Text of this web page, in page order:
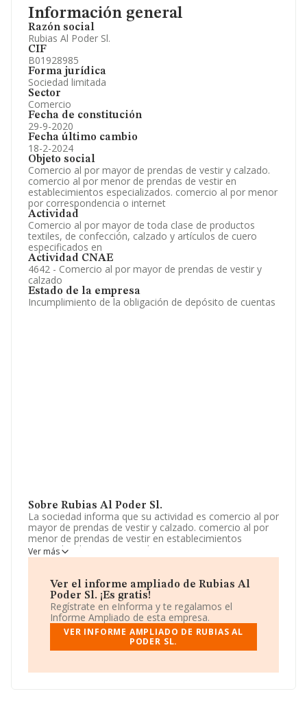
Información general
Razón social
Rubias Al Poder Sl.
CIF
B01928985
Forma jurídica
Sociedad limitada
Sector
Comercio
Fecha de constitución
29-9-2020
Fecha último cambio
18-2-2024
Objeto social
Comercio al por mayor de prendas de vestir y calzado.
comercio al por menor de prendas de vestir en
establecimientos especializados. comercio al por menor
por correspondencia o internet
Actividad
Comercio al por mayor de toda clase de productos
textiles, de confección, calzado y artículos de cuero
especificados en
Actividad CNAE
4642 - Comercio al por mayor de prendas de vestir y
calzado
Estado de la empresa
Incumplimiento de la obligación de depósito de cuentas
Sobre Rubias Al Poder Sl.
La sociedad informa que su actividad es comercio al por
mayor de prendas de vestir y calzado. comercio al por
menor de prendas de vestir en establecimientos
especializados. comercio al por menor por
correspondencia o internet. La empresa aparece inscrita
CNAE: 4642 - 'Comercio al por mayor de prendas de
vestir y calzado'. La empresa no tiene actividad en
mercados exteriores.
La sociedad españolaRubias Al Poder S.L,
B01928985, se encuentra en Calle Colon núm. 8,
(03001), Alicante, Comunidad Valenciana.
En base a la información de la que dispone INFORMA
Ver más
Ver el informe ampliado de Rubias Al
Poder Sl. ¡Es gratis!
Regístrate en eInforma y te regalamos el
Informe Ampliado de esta empresa.
VER INFORME AMPLIADO DE RUBIAS AL
PODER SL.
Información oficial y registral complementaria.